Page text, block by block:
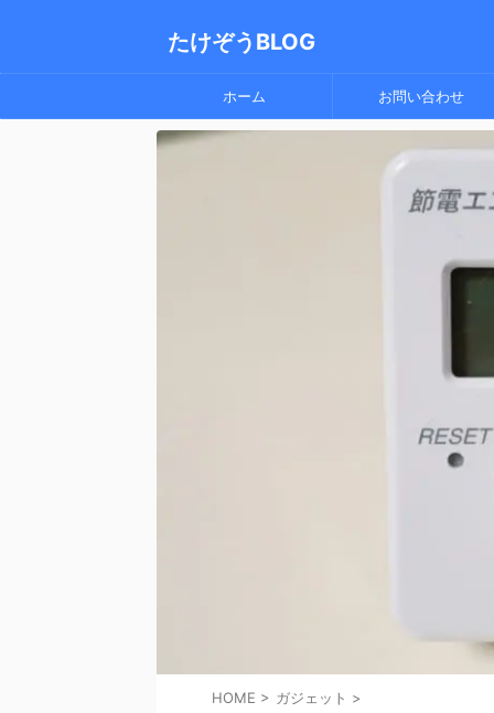
たけぞうBLOG
ホーム お問い合わせ
HOME > ガジェット >